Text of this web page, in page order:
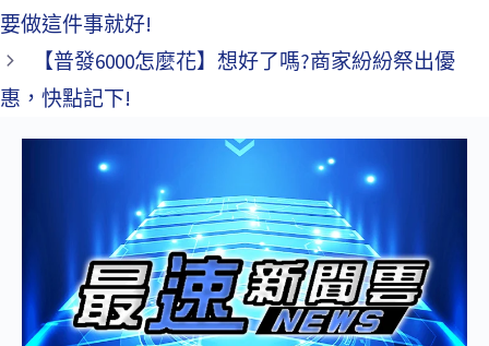
要做這件事就好!
【普發6000怎麼花】想好了嗎?商家紛紛祭出優
惠，快點記下!